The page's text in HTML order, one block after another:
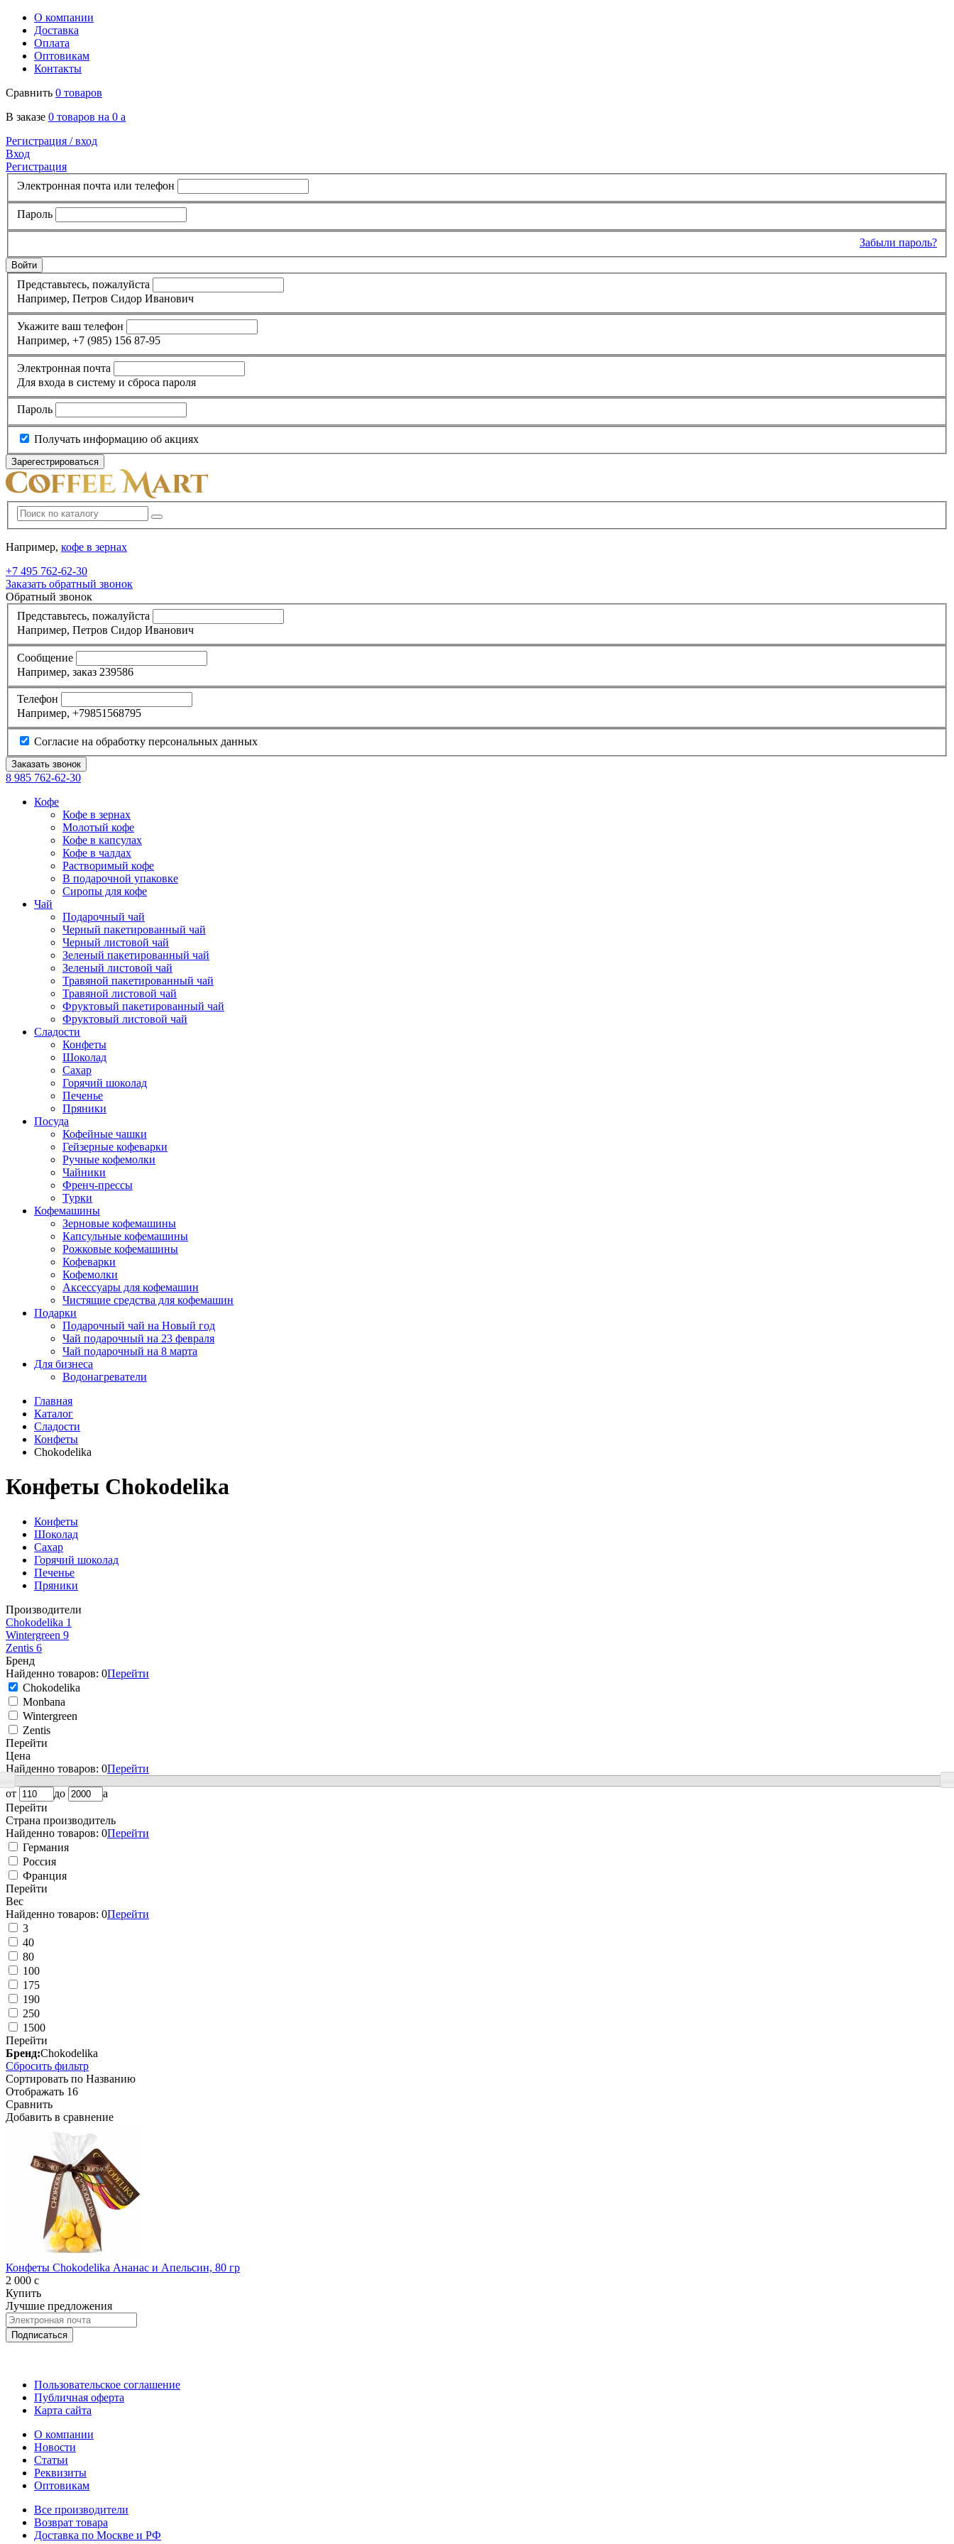
О компании
Доставка
Оплата
Оптовикам
Контакты
Сравнить 0 товаров
В заказе 0 товаров на 0 a
Регистрация /вход
Вход
Регистрация
Электронная почта или телефон
Пароль
Забыли пароль?
Представьтесь, пожалуйста
Например, Петров Сидор Иванович
Укажите ваш телефон
Например, +7 (985) 156 87-95
Электронная почта
Для входа в систему и сброса пароля
Пароль
Получать информацию об акциях
Например, кофе в зернах
+7 495 762-62-30
Заказать обратный звонок
Обратный звонок
Представьтесь, пожалуйста
Например, Петров Сидор Иванович
Сообщение
Например, заказ 239586
Телефон
Например, +79851568795
Согласие на обработку персональных данных
8 985 762-62-30
Кофе
Кофе в зернах
Молотый кофе
Кофе в капсулах
Кофе в чалдах
Растворимый кофе
В подарочной упаковке
Сиропы для кофе
Чай
Подарочный чай
Черный пакетированный чай
Черный листовой чай
Зеленый пакетированный чай
Зеленый листовой чай
Травяной пакетированный чай
Травяной листовой чай
Фруктовый пакетированный чай
Фруктовый листовой чай
Сладости
Конфеты
Шоколад
Сахар
Горячий шоколад
Печенье
Пряники
Посуда
Кофейные чашки
Гейзерные кофеварки
Ручные кофемолки
Чайники
Френч-прессы
Турки
Кофемашины
Зерновые кофемашины
Капсульные кофемашины
Рожковые кофемашины
Кофеварки
Кофемолки
Аксессуары для кофемашин
Чистящие средства для кофемашин
Подарки
Подарочный чай на Новый год
Чай подарочный на 23 февраля
Чай подарочный на 8 марта
Для бизнеса
Водонагреватели
Главная
Каталог
Сладости
Конфеты
Chokodelika
Конфеты Chokodelika
Конфеты
Шоколад
Сахар
Горячий шоколад
Печенье
Пряники
Производители
Chokodelika 1
Wintergreen 9
Zentis 6
Бренд
Найденно товаров: 0Перейти
Chokodelika
Monbana
Wintergreen
Zentis
Перейти
Цена
Найденно товаров: 0Перейти
от до
a
Перейти
Страна производитель
Найденно товаров: 0Перейти
Германия
Россия
Франция
Перейти
Вес
Найденно товаров: 0Перейти
3
40
80
100
175
190
250
1500
Перейти
Бренд:Chokodelika
Сбросить фильтр
Сортировать по Названию
Отображать 16
Сравнить
Добавить в сравнение
Конфеты Chokodelika Ананас и Апельсин, 80 гр
2 000 c
Купить
Лучшие предложения
Пользовательское соглашение
Публичная оферта
Карта сайта
О компании
Новости
Статьи
Реквизиты
Оптовикам
Все производители
Возврат товара
Доставка по Москве и РФ